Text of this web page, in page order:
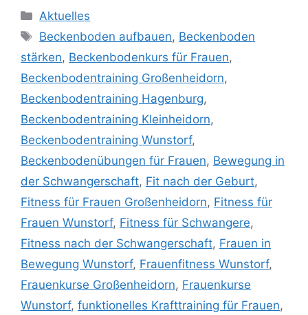
Aktuelles
Beckenboden aufbauen, Beckenboden
stärken, Beckenbodenkurs für Frauen,
Beckenbodentraining Großenheidorn,
Beckenbodentraining Hagenburg,
Beckenbodentraining Kleinheidorn,
Beckenbodentraining Wunstorf,
Beckenbodenübungen für Frauen, Bewegung in
der Schwangerschaft, Fit nach der Geburt,
Fitness für Frauen Großenheidorn, Fitness für
Frauen Wunstorf, Fitness für Schwangere,
Fitness nach der Schwangerschaft, Frauen in
Bewegung Wunstorf, Frauenfitness Wunstorf,
Frauenkurse Großenheidorn, Frauenkurse
Wunstorf, funktionelles Krafttraining für Frauen,